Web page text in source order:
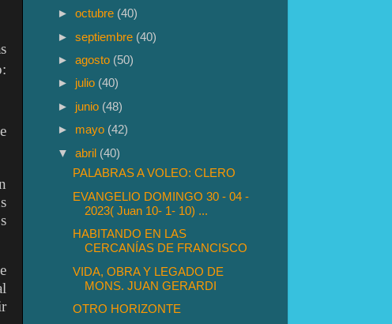
►octubre (40)
►septiembre (40)
►agosto (50)
► julio (40)
► junio (48)
► mayo (42)
▼abril (40)
PALABRAS A VOLEO: CLERO
EVANGELIO DOMINGO 30 - 04 -
2023( Juan 10- 1- 10) ...
HABITANDO EN LAS
CERCANÍAS DE FRANCISCO
VIDA, OBRA Y LEGADO DE
MONS. JUAN GERARDI
OTRO HORIZONTE